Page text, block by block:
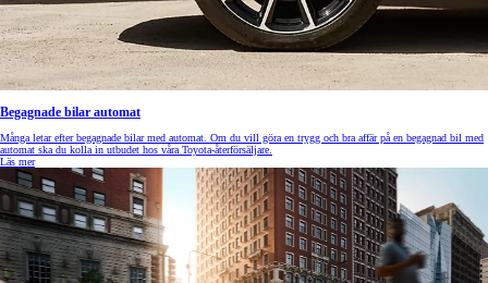
Begagnade bilar automat
Många letar efter begagnade bilar med automat. Om du vill göra en trygg och bra affär på en begagnad bil med
automat ska du kolla in utbudet hos våra Toyota-återförsäljare.
Läs mer